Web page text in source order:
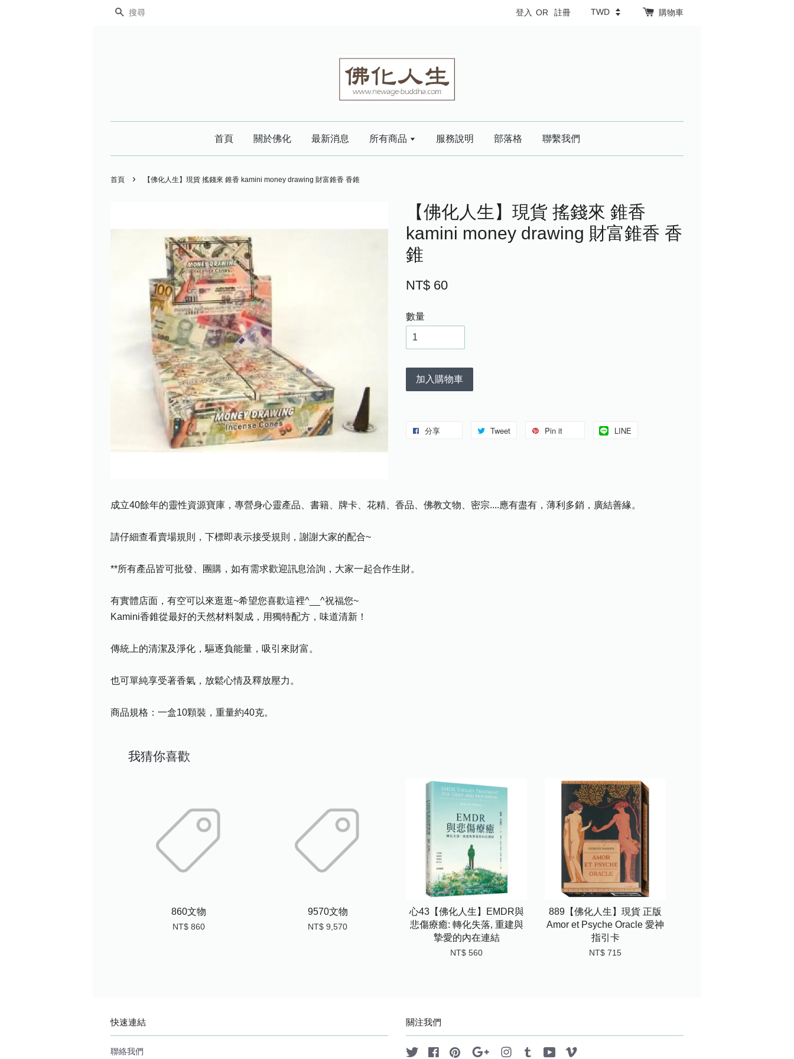
搜尋 登入 OR 註冊 購物車
首頁 關於佛化 最新消息 所有商品 服務說明 部落格 聯繫我們
首頁 › 【佛化人生】現貨 搖錢來 錐香 kamini money drawing 財富錐香 香錐
【佛化人生】現貨 搖錢來 錐香
kamini money drawing 財富錐香 香
錐
NT$ 60
數量
加入購物車
分享 Tweet Pin it LINE
成立40餘年的靈性資源寶庫，專營身心靈產品、書籍、牌卡、花精、香品、佛教文物、密宗....應有盡有，薄利多銷，廣結善緣。
請仔細查看賣場規則，下標即表示接受規則，謝謝大家的配合~
**所有產品皆可批發、團購，如有需求歡迎訊息洽詢，大家一起合作生財。
有實體店面，有空可以來逛逛~希望您喜歡這裡^__^祝福您~
Kamini香錐從最好的天然材料製成，用獨特配方，味道清新！
傳統上的清潔及淨化，驅逐負能量，吸引來財富。
也可單純享受著香氣，放鬆心情及釋放壓力。
商品規格：一盒10顆裝，重量約40克。
我猜你喜歡
860文物
NT$ 860
9570文物
NT$ 9,570
心43【佛化人生】EMDR與
悲傷療癒: 轉化失落, 重建與
摯愛的內在連結
NT$ 560
889【佛化人生】現貨 正版
Amor et Psyche Oracle 愛神
指引卡
NT$ 715
快速連結
聯絡我們
關注我們
Twitter FacebookPinterest Google Instagram
Tumblr YouTube